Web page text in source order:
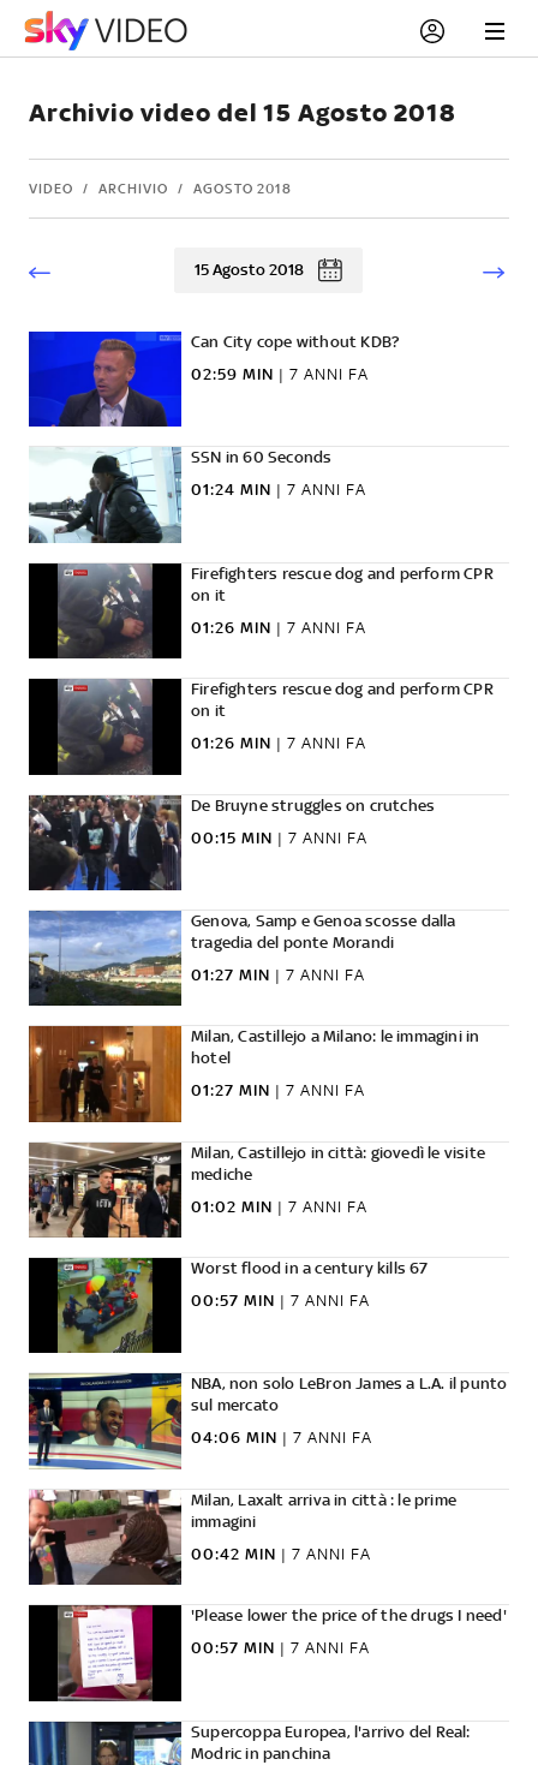
Archivio video del 15 Agosto 2018
VIDEO ARCHIVIO AGOSTO 2018
15 Agosto 2018
Can City cope without KDB?
02:59 MIN | 7 ANNI FA
SSN in 60 Seconds
01:24 MIN | 7 ANNI FA
Firefighters rescue dog and perform CPR
on it
01:26 MIN | 7 ANNI FA
Firefighters rescue dog and perform CPR
on it
01:26 MIN | 7 ANNI FA
De Bruyne struggles on crutches
00:15 MIN | 7 ANNI FA
Genova, Samp e Genoa scosse dalla
tragedia del ponte Morandi
01:27 MIN | 7 ANNI FA
Milan, Castillejo a Milano: le immagini in
hotel
01:27 MIN | 7 ANNI FA
Milan, Castillejo in città: giovedì le visite
mediche
01:02 MIN | 7 ANNI FA
Worst flood in a century kills 67
00:57 MIN | 7 ANNI FA
NBA, non solo LeBron James a L.A. il punto
sul mercato
04:06 MIN | 7 ANNI FA
Milan, Laxalt arriva in città : le prime
immagini
00:42 MIN | 7 ANNI FA
'Please lower the price of the drugs I need'
00:57 MIN | 7 ANNI FA
Supercoppa Europea, l'arrivo del Real:
Modric in panchina